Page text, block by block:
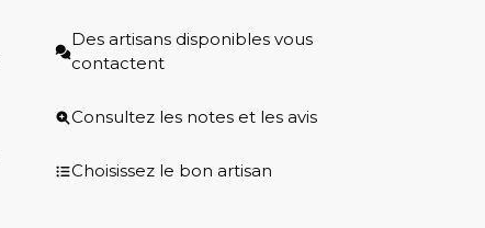
Des artisans disponibles vous
contactent
Consultez les notes et les avis
Choisissez le bon artisan